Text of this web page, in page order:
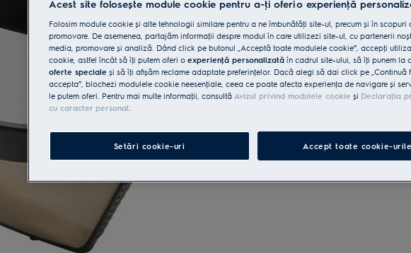
0 (0)
Acest site folosește module cookie pentru a-ţi oferi o experienţă
Folosim module cookie și alte tehnologii similare pentru a ne îmbunătăţi site-ul, precum și în scopuri
promovare. De asemenea, partajăm informaţii despre modul în care utilizezi site-ul, cu partenerii
media, promovare și analiză. Dând click pe butonul „Acceptă toate modulele cookie”, accepţi
cookie, astfel încât să îţi putem oferi o experienţă personalizată în cadrul site-ului, să îţi punem la
oferte speciale și să îţi afișăm reclame adaptate preferinţelor. Dacă alegi să dai click pe „Continuă
accepta”, blochezi modulele cookie neesenţiale, ceea ce poate afecta experienţa de navigare și
le putem oferi. Pentru mai multe informaţii, consultă Avizul privind modulele cookie și Declaraţia
cu caracter personal
Setări cookie-uri Accept toate cookie-